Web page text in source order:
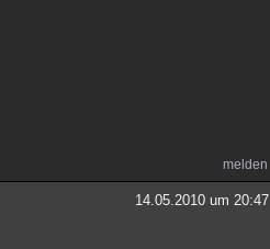
melden
14.05.2010 um 20:47